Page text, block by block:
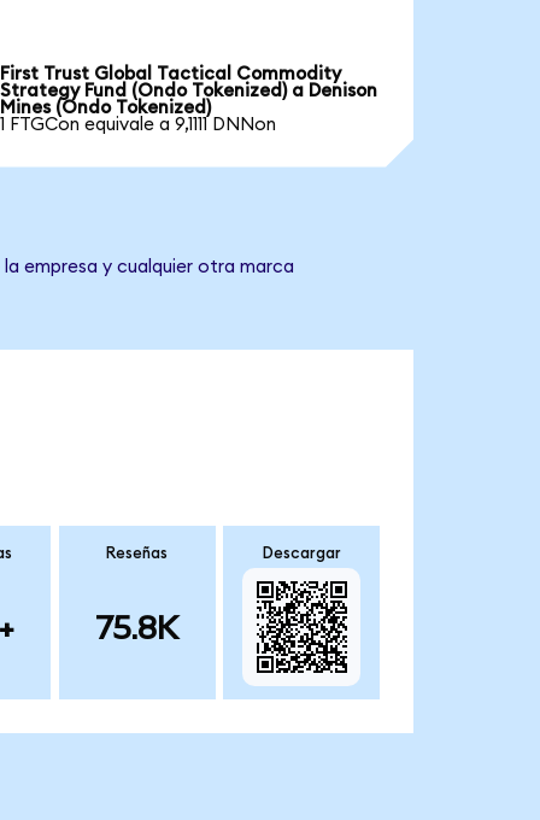
First Trust Global Tactical Commodity
Strategy Fund (Ondo Tokenized) a Denison
Mines (Ondo Tokenized)
1 FTGCon equivale a 9,1111 DNNon
empresa y cualquier otra marca
Reseñas
75.8K
Descargar